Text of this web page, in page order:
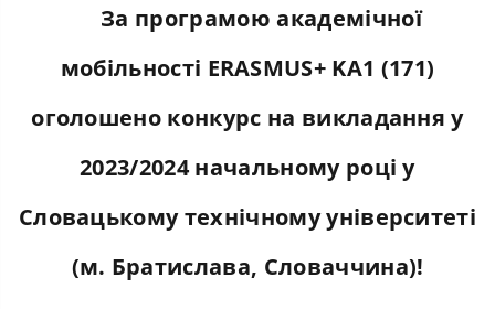
За програмою академічної
мобільності ERASMUS+ KA1 (171)
оголошено конкурс на викладання у
2023/2024 начальному році у
Словацькому технічному університеті
(м. Братислава, Словаччина)!